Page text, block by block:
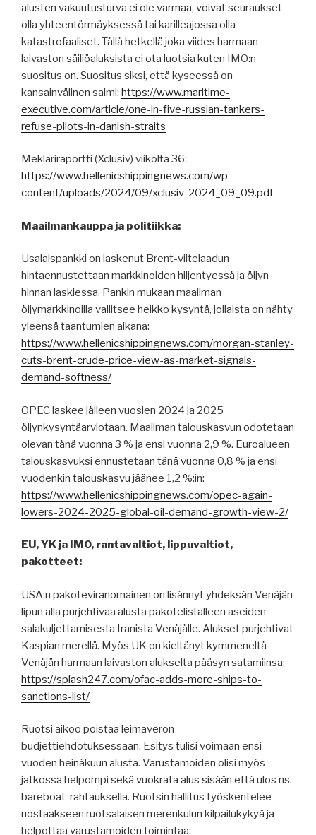
alusten vakuutusturva ei ole varmaa, voivat seuraukset
olla yhteentörmäyksessä tai karilleajossa olla
katastrofaaliset. Tällä hetkellä joka viides harmaan
laivaston säiliöaluksista ei ota luotsia kuten IMO:n
suositus on. Suositus siksi, että kyseessä on
kansainvälinen salmi: https://www.maritime-
executive.com/article/one-in-five-russian-tankers-
refuse-pilots-in-danish-straits
Meklariraportti (Xclusiv) viikolta 36:
https://www.hellenicshippingnews.com/wp-
content/uploads/2024/09/xclusiv-2024_09_09.pdf
Maailmankauppa ja politiikka:
Usalaispankki on laskenut Brent-viitelaadun
hintaennustettaan markkinoiden hiljentyessä ja öljyn
hinnan laskiessa. Pankin mukaan maailman
öljymarkkinoilla vallitsee heikko kysyntä, jollaista on nähty
yleensä taantumien aikana:
https://www.hellenicshippingnews.com/morgan-stanley-
cuts-brent-crude-price-view-as-market-signals-
demand-softness/
OPEC laskee jälleen vuosien 2024 ja 2025
öljynkysyntäarviotaan. Maailman talouskasvun odotetaan
olevan tänä vuonna 3 % ja ensi vuonna 2,9 %. Euroalueen
talouskasvuksi ennustetaan tänä vuonna 0,8 % ja ensi
vuodenkin talouskasvu jäänee 1,2 %:in:
https://www.hellenicshippingnews.com/opec-again-
lowers-2024-2025-global-oil-demand-growth-view-2/
EU, YK ja IMO, rantavaltiot, lippuvaltiot,
pakotteet:
USA:n pakoteviranomainen on lisännyt yhdeksän Venäjän
lipun alla purjehtivaa alusta pakotelistalleen aseiden
salakuljettamisesta Iranista Venäjälle. Alukset purjehtivat
Kaspian merellä. Myös UK on kieltänyt kymmeneltä
Venäjän harmaan laivaston alukselta pääsyn satamiinsa:
https://splash247.com/ofac-adds-more-ships-to-
sanctions-list/
Ruotsi aikoo poistaa leimaveron
budjettiehdotuksessaan. Esitys tulisi voimaan ensi
vuoden heinäkuun alusta. Varustamoiden olisi myös
jatkossa helpompi sekä vuokrata alus sisään että ulos ns.
bareboat-rahtauksella. Ruotsin hallitus työskentelee
nostaakseen ruotsalaisen merenkulun kilpailukykyä ja
helpottaa varustamoiden toimintaa: